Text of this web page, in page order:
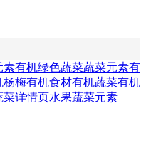
素有机绿色蔬菜蔬菜元素有
杨梅有机食材有机蔬菜有机
菜详情页水果蔬菜元素